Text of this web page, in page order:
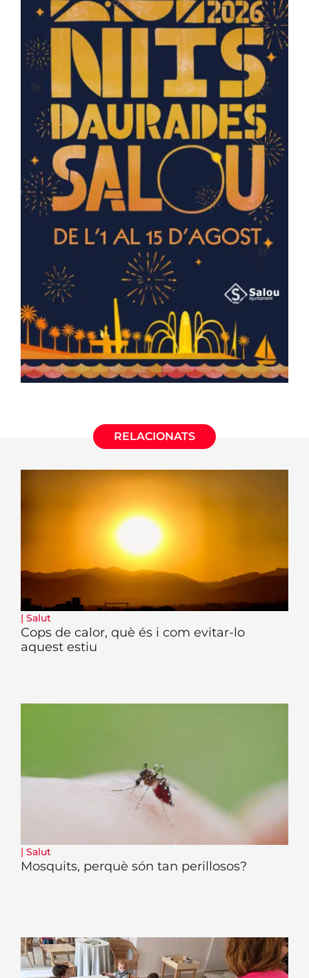
RELACIONATS
| Salut
Cops de calor, què és i com evitar-lo
aquest estiu
| Salut
Mosquits, perquè són tan perillosos?